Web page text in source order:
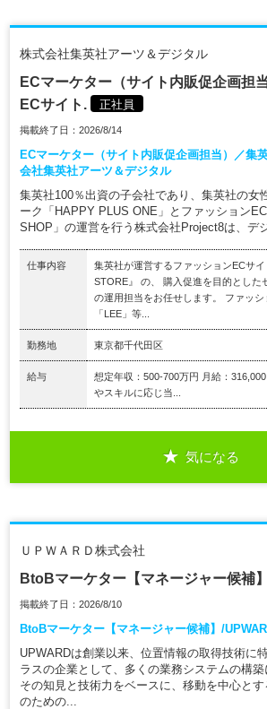
株式会社集英社アーツ＆デジタル
ECマーケター（サイト内販促企画担
ECサイト.
正社員
掲載終了日：2026/8/14
ECマーケター（サイト内販促企画担当）／集
会社集英社アーツ＆デジタル
集英社100％出資の子会社であり、集英社の女
ーク「HAPPY PLUS ONE」とファッション
SHOP」の運営を行う株式会社Project8は、デ
仕事内容
集英社が運営するファッションECサ
STORE』 の、 購入促進を目的とした
の運用担当をお任せします。 ファッシ
「LEE」等...
勤務地 東京都千代田区
給与
想定年収：500-700万円 月給：
やスキルに応じ当...
気になる
ＵＰＷＡＲＤ株式会社
BtoBマーケター【マネージャー候補
掲載終了日：2026/8/10
BtoBマーケター【マネージャー候補】/
UPWARDは創業以来、位置情報の取得技術に
ラスの企業として、多くの業務システムの構築
その知見と技術力をベースに、移動を中心と
のための...